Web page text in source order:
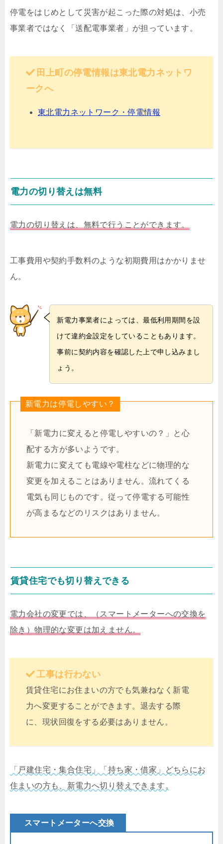
停電をはじめとして災害が起こった際の対処は、小売
事業者ではなく「送配電事業者」が担っています。
田上町の停電情報は東北電力ネットワ
ークへ
東北電力ネットワーク・停電情報
電力の切り替えは無料
電力の切り替えは、無料で行うことができます。
工事費用や契約手数料のような初期費用はかかりませ
ん。
新電力事業者によっては、最低利用期間を設
けて違約金設定をしていることもあります。
事前に契約内容を確認した上で申し込みまし
ょう。
新電力は停電しやすい？
「新電力に変えると停電しやすいの？」と心
配する方が多いようです。
新電力に変えても電線や電柱などに物理的な
変更を加えることはありません。流れてくる
電気も同じものです。従って停電する可能性
が高まるなどのリスクはありません。
賃貸住宅でも切り替えできる
電力会社の変更では、（スマートメーターへの交換を
除き）物理的な変更は加えません。
工事は行わない
賃貸住宅にお住まいの方でも気兼ねなく新電
力へ変更することができます。退去する際
に、現状回復をする必要はありません。
「戸建住宅・集合住宅」「持ち家・借家」どちらにお
住まいの方も、新電力へ切り替えできます。
スマートメーターへ交換